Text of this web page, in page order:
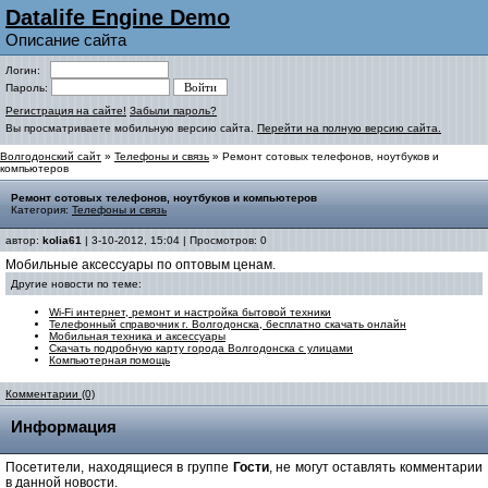
Datalife Engine Demo
Описание сайта
Логин:
Пароль:
Регистрация на сайте! Забыли пароль?
Вы просматриваете мобильную версию сайта. Перейти на полную версию сайта.
Волгодонский сайт » Телефоны и связь » Ремонт сотовых телефонов, ноутбуков и
компьютеров
Ремонт сотовых телефонов, ноутбуков и компьютеров
Категория: Телефоны и связь
автор: kolia61 | 3-10-2012, 15:04 | Просмотров: 0
Мобильные аксессуары по оптовым ценам.
Другие новости по теме:
Wi-Fi интернет, ремонт и настройка бытовой техники
Телефонный справочник г. Волгодонска, бесплатно скачать онлайн
Мобильная техника и аксессуары
Скачать подробную карту города Волгодонска с улицами
Компьютерная помощь
Комментарии (0)
Информация
Посетители, находящиеся в группе Гости, не могут оставлять комментарии
в данной новости.